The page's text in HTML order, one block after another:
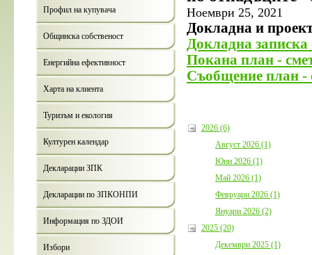
Профил на купувача
Общинска собственост
Енергийна ефективност
Харта на клиента
Туризъм и екология
Културен календар
Декларации ЗПК
Декларации по ЗПКОНПИ
Информация по ЗДОИ
Избори
Ноември 25, 2021
Докладна и
Докладна
Покана план -
Съобщение план -
2026 (6)
Август 2026 (1)
Юни 2026 (1)
Май 2026 (1)
Февруари 2026 (1)
Януари 2026 (2)
2025 (20)
Декември 2025 (1)